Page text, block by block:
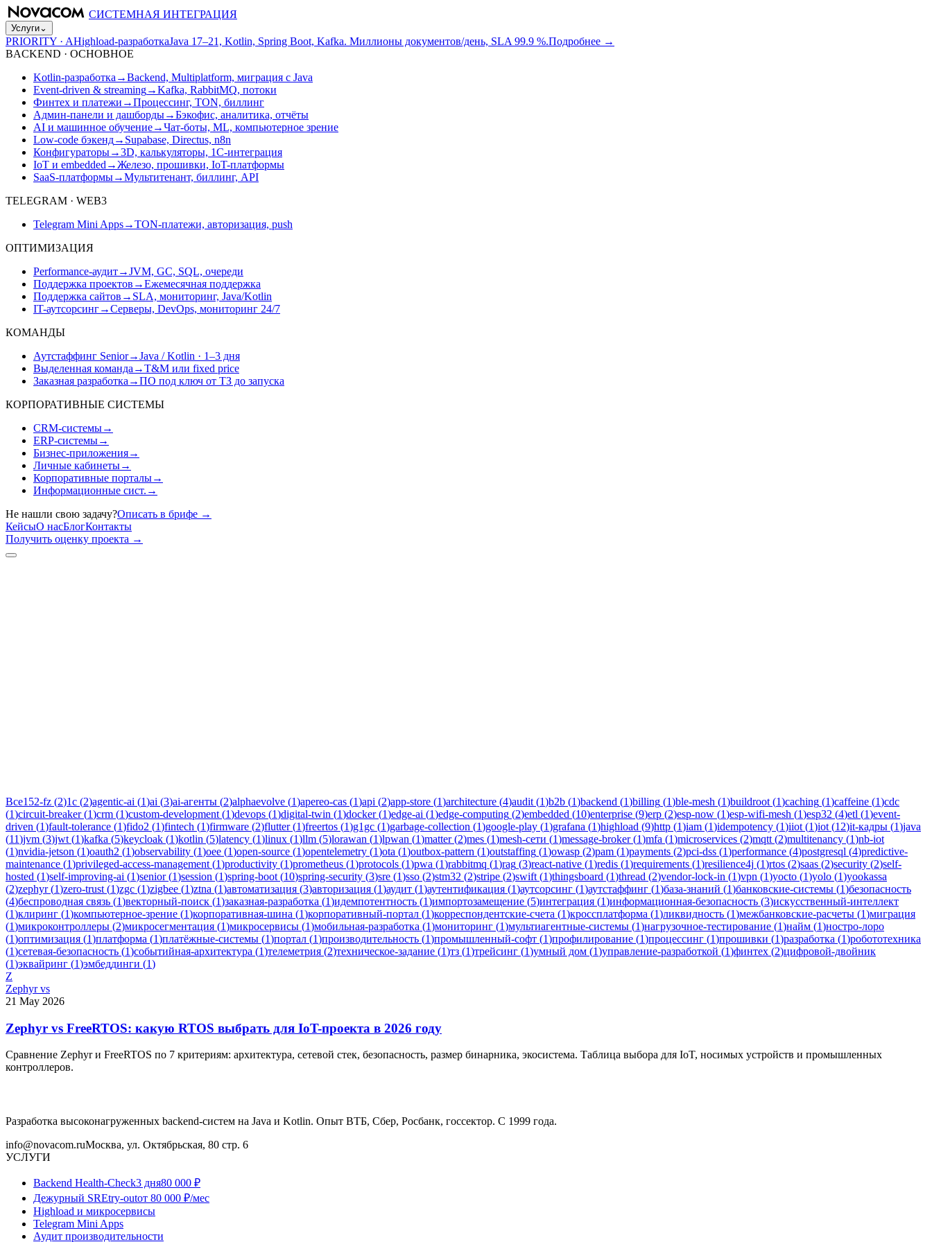
СИСТЕМНАЯ ИНТЕГРАЦИЯ
Услуги⌄
PRIORITY · AHighload-разработкаJava 17–21, Kotlin, Spring Boot, Kafka. Миллионы документов/день, SLA 99.9 %.Подробнее →
BACKEND · ОСНОВНОЕ
Kotlin-разработка →Backend, Multiplatform, миграция с Java
Event-driven & streaming→Kafka, RabbitMQ, потоки
Финтех и платежи →Процессинг, TON, биллинг
Админ-панели и дашборды→Бэкофис, аналитика, отчёты
AI и машинное обучение→Чат-боты, ML, компьютерное зрение
Low-code бэкенд→ Supabase, Directus, n8n
Конфигураторы→3D, калькуляторы, 1С-интеграция
IoT и embedded →Железо, прошивки, IoT-платформы
SaaS-платформы→Мультитенант, биллинг, API
TELEGRAM · WEB3
Telegram Mini Apps→TON-платежи, авторизация, push
ОПТИМИЗАЦИЯ
Performance-аудит→JVM, GC, SQL, очереди
Поддержка проектов →Ежемесячная поддержка
Поддержка сайтов → SLA, мониторинг, Java/Kotlin
IT-аутсорсинг→Серверы, DevOps, мониторинг 24/7
КОМАНДЫ
Аутстаффинг Senior→Java / Kotlin · 1–3 дня
Выделенная команда →T&M или fixed price
Заказная разработка →ПО под ключ от ТЗ до запуска
КОРПОРАТИВНЫЕ СИСТЕМЫ
CRM-системы→
ERP-системы→
Бизнес-приложения→
Личные кабинеты→
Корпоративные порталы→
Информационные сист. →
Не нашли свою задачу?Описать в брифе →
КейсыО насБлогКонтакты
Получить оценку проекта →
Все152-fz (2)1c (2)agentic-ai (1)ai (3)ai-агенты (2)alphaevolve (1)apereo-cas (1)api (2)app-store (1)architecture (4)audit (1)b2b (1)backend (1)billing (1)ble-mesh (1)buildroot (1)caching (1)caffeine (1)cdc
(1)circuit-breaker(1)crm (1)custom-development (1)devops (1)digital-twin (1)docker(1)edge-ai (1)edge-computing (2)embedded (10)enterprise (9)erp (2)esp-now (1)esp-wifi-mesh (1)esp32 (4)etl (1)event-
driven (1)fault-tolerance (1)fido2 (1)fintech (1)firmware (2)flutter(1)freertos (1)g1gc (1)garbage-collection (1)google-play (1)grafana (1)highload (9)http (1)iam (1)idempotency (1)iiot (1)iot (12)it-кадры (1)java
(11)jvm (3)jwt (1)kafka (5)keycloak (1)kotlin (5)latency (1)linux (1)llm (5)lorawan (1)lpwan (1)matter(2)mes (1)mesh-сети (1)message-broker(1)mfa (1)microservices (2)mqtt (2)multitenancy (1)nb-iot
(1)nvidia-jetson (1)oauth2 (1)observability (1)oee (1)open-source (1)opentelemetry (1)ota (1)outbox-pattern (1)outstaffing (1)owasp (2)pam (1)payments (2)pci-dss (1)performance (4)postgresql (4)predictive-
maintenance (1)privileged-access-management (1)productivity (1)prometheus (1)protocols (1)pwa (1)rabbitmq (1)rag (3)react-native (1)redis (1)requirements (1)resilience4j (1)rtos (2)saas (2)security (2)self-
hosted (1)self-improving-ai (1)senior(1)session (1)spring-boot (10)spring-security (3)sre (1)sso (2)stm32 (2)stripe (2)swift (1)thingsboard (1)thread (2)vendor-lock-in (1)vpn (1)yocto (1)yolo (1)yookassa
(2)zephyr(1)zero-trust (1)zgc (1)zigbee (1)ztna (1)автоматизация (3)авторизация (1)аудит (1)аутентификация (1)аутсорсинг (1)аутстаффинг (1)база-знаний (1)банковские-системы (1)безопасность
(4)беспроводная связь (1)векторный-поиск (1)заказная-разработка (1)идемпотентность (1)импортозамещение (5)интеграция (1)информационная-безопасность (3)искусственный-интеллект
(1)клиринг (1)компьютерное-зрение (1)корпоративная-шина (1)корпоративный-портал (1)корреспондентские-счета (1)кроссплатформа (1)ликвидность (1)межбанковские-расчеты (1)миграция
(1)микроконтроллеры (2)микросегментация (1)микросервисы (1)мобильная-разработка (1)мониторинг (1)мультиагентные-системы (1)нагрузочное-тестирование (1)найм (1)ностро-лоро
(1)оптимизация (1)платформа (1)платёжные-системы (1)портал (1)производительность (1)промышленный-софт (1)профилирование (1)процессинг (1)прошивки (1)разработка (1)робототехника
(1)сетевая-безопасность (1)событийная-архитектура (1)телеметрия (2)техническое-задание (1)тз (1)трейсинг (1)умный дом (1)управление-разработкой (1)финтех (2)цифровой-двойник
(1)эквайринг (1)эмбеддинги (1)
Z
Zephyr vs
21 May 2026
Zephyr vs FreeRTOS: какую RTOS выбрать для IoT-проекта в 2026 году
Сравнение Zephyr и FreeRTOS по 7 критериям: архитектура, сетевой стек, безопасность, размер бинарника, экосистема. Таблица выбора для IoT, носимых устройств и промышленных
контроллеров.
Разработка высоконагруженных backend-систем на Java и Kotlin. Опыт ВТБ, Сбер, Росбанк, госсектор. С 1999 года.
info@novacom.ruМосква, ул. Октябрьская, 80 стр. 6
УСЛУГИ
Backend Health-Check3 дня80 000 ₽
Дежурный SREtry-outот 80 000 ₽/мес
Highload и микросервисы
Telegram Mini Apps
Аудит производительности